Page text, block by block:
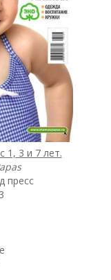
1, 3 и 7 лет.
пресс